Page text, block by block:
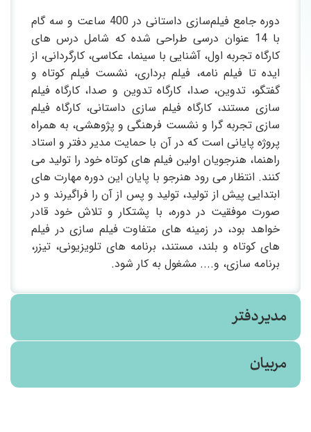
دوره جامع فیلم‌سازی داستانی در 400 ساعت و سه گام
با 14 عنوان درسی طراحی شده که شامل درس های
کارگاه تجربه اول، آشنایی با سینما، عکاسی، کارگردانی، از
ایده تا فیلم نامه، فیلم برداری، نشست فیلم کوتاه و
گفتگو، تدوین، صدا، کارگاه تدوین و صدا، کارگاه فیلم
سازی مستند، کارگاه فیلم سازی داستانی، کارگاه فیلم
سازی تجربه گرا و نشست فرهنگی و پژوهشی، به همراه
پروژه پایانی است که در آن با حمایت مدیر دفتر و استاد
راهنما، هنرجویان اولین فیلم های کوتاه خود را تولید می
کنند. انتظار می رود هنرجو با پایان این دوره مهارت های
ابتدایی پیش از تولید، تولید و پس از آن را فراگیرند و در
صورت موفقیت در دوره، با پشتکار و تلاش خود قادر
خواهد بود، در زمینه های متفاوت فیلم سازی در فیلم
های کوتاه و بلند، مستند، برنامه های تلویزیونی، تیزر،
برنامه سازی، و.... مشغول به کار شود.
مدیر دفتر
مربیان